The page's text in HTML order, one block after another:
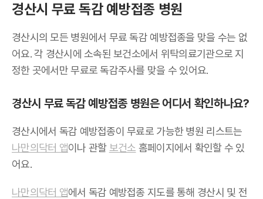
경산시 무료 독감 예방접종 병원
경산시의 모든 병원에서 무료 독감 예방접종을 맞을 수는 없
어요. 각 경산시에 소속된 보건소에서 위탁의료기관으로 지
정한 곳에서만 무료로 독감주사를 맞을 수 있어요.
경산시 무료 독감 예방접종 병원은 어디서 확인하나요?
경산시에서 독감 예방접종이 무료로 가능한 병원 리스트는
나만의닥터 앱이나 관할보건소 홈페이지에서 확인할 수 있
어요.
나만의닥터 앱에서 독감 예방접종 지도를 통해 경산시 및 전